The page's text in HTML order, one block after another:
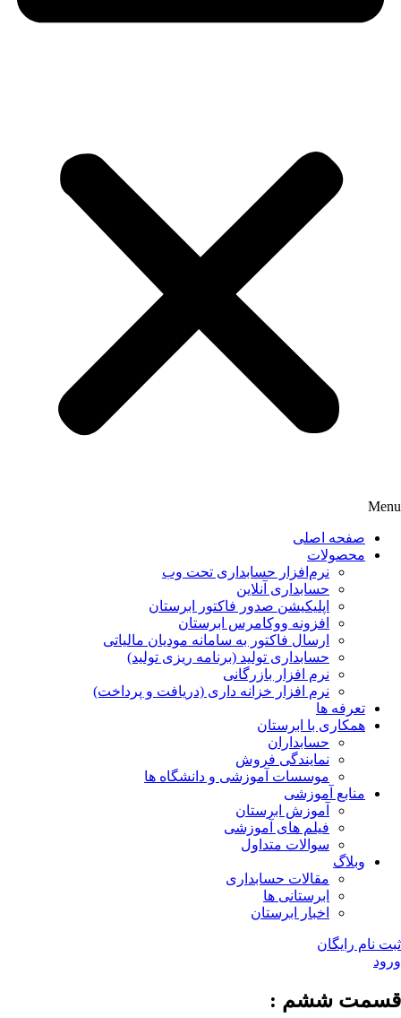
Menu
صفحه اصلی
محصولات
نرم‌افزار حسابداری تحت وب
حسابداری آنلاین
اپلیکیشن صدور فاکتور ابرستان
افزونه ووکامرس ابرستان
ارسال فاکتور به سامانه مودیان مالیاتی
حسابداری تولید (برنامه ریزی تولید)
نرم افزار بازرگانی
نرم افزار خزانه داری (دریافت و پرداخت)
تعرفه ها
همکاری با ابرستان
حسابداران
نمایندگی فروش
موسسات آموزشی و دانشگاه ها
منابع آموزشی
آموزش ابرستان
فیلم های آموزشی
سوالات متداول
وبلاگ
مقالات حسابداری
ابرستانی ها
اخبار ابرستان
ثبت نام رایگان
ورود
قسمت ششم :